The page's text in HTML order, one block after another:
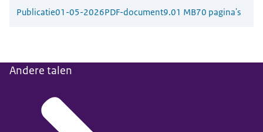
Publicatie01-05-2026PDF-document9.01 MB70 pagina's
Andere talen